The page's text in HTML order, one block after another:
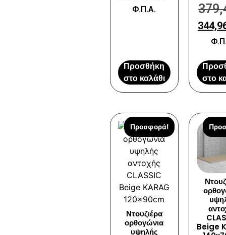
Φ.Π.Α.
Προσθήκη
στο καλάθι
στο
Προσφορά!
Ντουζιέρα
ορθογώνια
υψηλής
Beige